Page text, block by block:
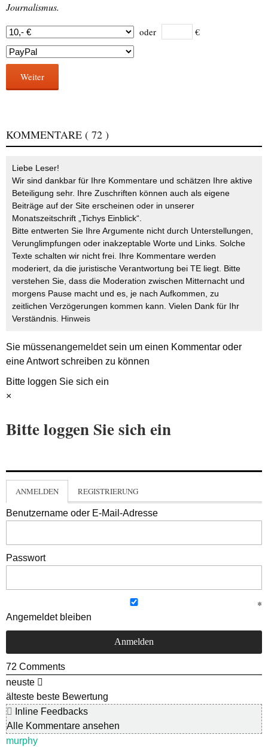
Journalismus.
oder €
Weiter
KOMMENTARE ( 72 )
Liebe Leser!
Wir sind dankbar für Ihre Kommentare und schätzen Ihre aktive
Beteiligung sehr. Ihre Zuschriften können auch als eigene
Beiträge auf der Site erscheinen oder in unserer
Monatszeitschrift „Tichys Einblick“.
Bitte entwerten Sie Ihre Argumente nicht durch Unterstellungen,
Verunglimpfungen oder inakzeptable Worte und Links. Solche
Texte schalten wir nicht frei. Ihre Kommentare werden
moderiert, da die juristische Verantwortung bei TE liegt. Bitte
verstehen Sie, dass die Moderation zwischen Mitternacht und
morgens Pause macht und es, je nach Aufkommen, zu
zeitlichen Verzögerungen kommen kann. Vielen Dank für Ihr
Verständnis. Hinweis
Sie müssenangemeldetsein um einen Kommentar oder
eine Antwort schreiben zu können
Bitte loggen Sie sich ein
×
Bitte loggen Sie sich ein
ANMELDEN REGISTRIERUNG
Benutzername oder E-Mail-Adresse
Passwort
Angemeldet bleiben
72 Comments
neuste
älteste beste Bewertung
Inline Feedbacks
Alle Kommentare ansehen
murphy